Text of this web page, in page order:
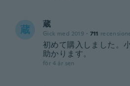
蔵 蔵
Gick med 2019 · 711
初めて購入しました。
助かります。
för 4 år sen